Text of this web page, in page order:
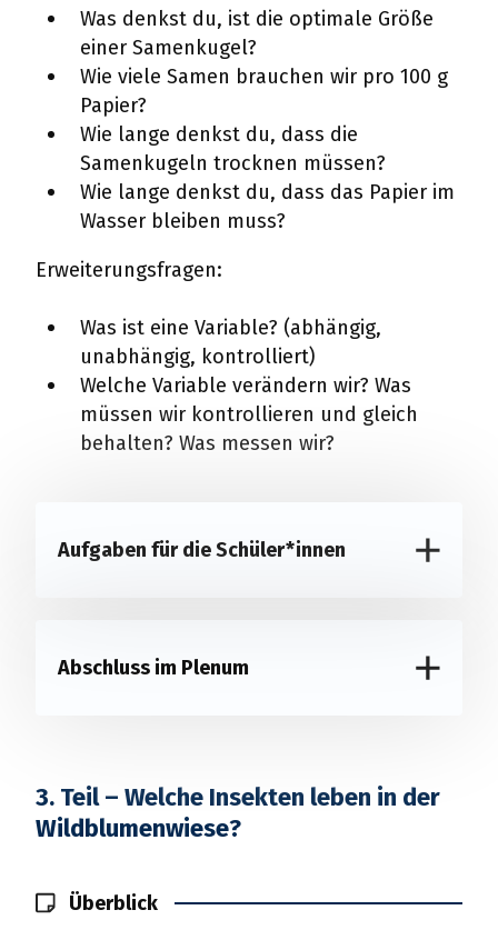
Was denkst du, ist die optimale Größe
einer Samenkugel?
Wie viele Samen brauchen wir pro 100 g
Papier?
Wie lange denkst du, dass die
Samenkugeln trocknen müssen?
Wie lange denkst du, dass das Papier im
Wasser bleiben muss?
Erweiterungsfragen:
Was ist eine Variable? (abhängig,
unabhängig, kontrolliert)
Welche Variable verändern wir? Was
müssen wir kontrollieren und gleich
behalten? Was messen wir?
Aufgaben für die Schüler*innen
Abschluss im Plenum
3. Teil – Welche Insekten leben in der
Wildblumenwiese?
Überblick